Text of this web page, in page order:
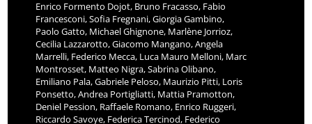
Enrico Formento Dojot, Bruno Fracasso, Fabio
Francesconi, Sofia Fregnani, Giorgia Gambino,
Paolo Gatto, Michael Ghignone, Marlène Jorrioz,
Cecilia Lazzarotto, Giacomo Mangano, Angela
Marrelli, Federico Mecca, Luca Mauro Melloni, Marc
Montrosset, Matteo Nigra, Sabrina Olibano,
Emiliano Pala, Gabriele Peloso, Maurizio Pitti, Loris
Ponsetto, Andrea Portigliatti, Mattia Pramotton,
Deniel Pession, Raffaele Romano, Enrico Ruggeri,
Riccardo Savoye, Federica Tercinod, Federico